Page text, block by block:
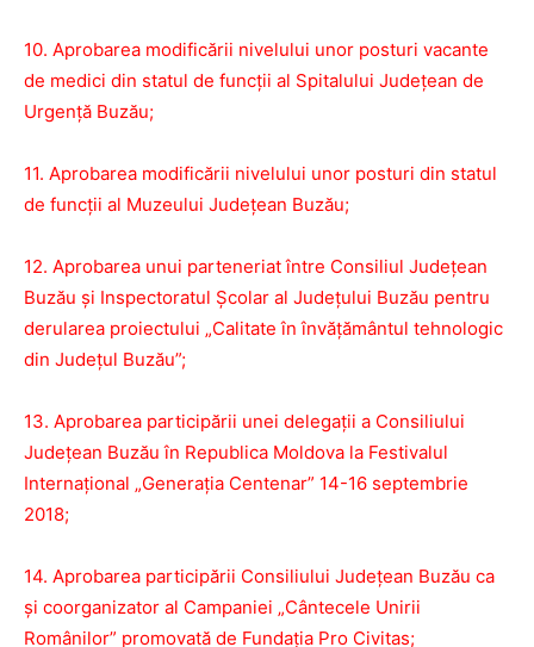
10. Aprobarea modificării nivelului unor posturi vacante
de medici din statul de funcții al Spitalului Judeţean de
Urgenţă Buzău;
11. Aprobarea modificării nivelului unor posturi din statul
de funcţii al Muzeului Județean Buzău;
12. Aprobarea unui parteneriat între Consiliul Județean
Buzău și Inspectoratul Școlar al Județului Buzău pentru
derularea proiectului „Calitate în învățământul tehnologic
din Județul Buzău”;
13. Aprobarea participării unei delegații a Consiliului
Județean Buzău în Republica Moldova la Festivalul
Internațional „Generația Centenar” 14-16 septembrie
2018;
14. Aprobarea participării Consiliului Județean Buzău ca
și coorganizator al Campaniei „Cântecele Unirii
Românilor” promovată de Fundația Pro Civitas;